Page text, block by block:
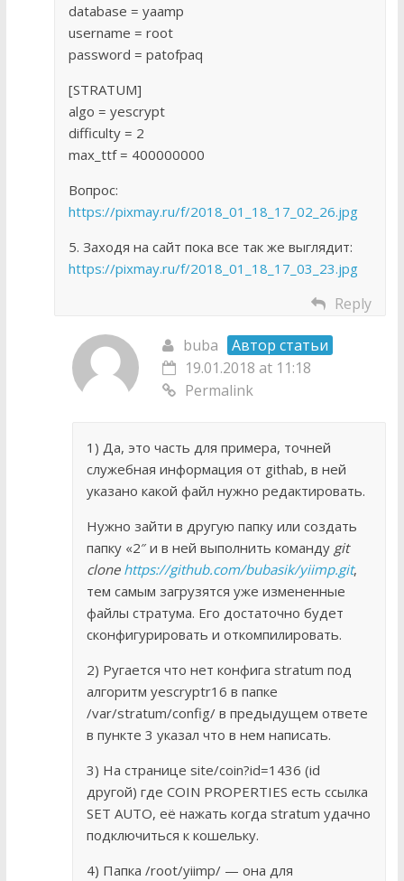
database = yaamp
username = root
password = patofpaq
[STRATUM]
algo = yescrypt
difficulty = 2
max_ttf = 400000000
Вопрос:
https://pixmay.ru/f/2018_01_18_17_02_26.jpg
5. Заходя на сайт пока все так же выглядит:
https://pixmay.ru/f/2018_01_18_17_03_23.jpg
Reply
buba
Автор статьи
19.01.2018 at 11:18
Permalink
1) Да, это часть для примера, точней
служебная информация от githab, в ней
указано какой файл нужно редактировать.
Нужно зайти в другую папку или создать
папку «2″ и в ней выполнить команду git
clone https://github.com/bubasik/yiimp.git,
тем самым загрузятся уже измененные
файлы стратума. Его достаточно будет
сконфигурировать и откомпилировать.
2) Ругается что нет конфига stratum под
алгоритм yescryptr16 в папке
/var/stratum/config/ в предыдущем ответе
в пункте 3 указал что в нем написать.
3) На странице site/coin?id=1436 (id
другой) где COIN PROPERTIES есть ссылка
SET AUTO, её нажать когда stratum удачно
подключиться к кошельку.
4) Папка /root/yiimp/ — она для